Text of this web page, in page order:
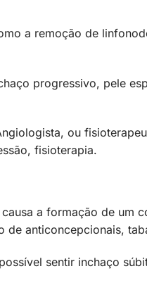
a remoção de
progressivo, pele
ou
fisioterapia.
a formação de um
anticoncepcionais,
sentir inchaço